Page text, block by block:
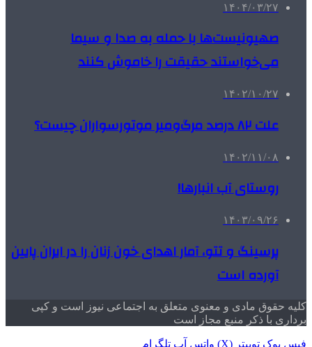
۱۴۰۴/۰۳/۲۷
صهیونیست‌ها با حمله به صدا و سیما
می‌خواستند حقیقت را خاموش کنند
۱۴۰۲/۱۰/۲۷
علت ۸۲ درصد مرگ‌ومیر موتورسواران چیست؟
۱۴۰۲/۱۱/۰۸
روستای آب انبارها!
۱۴۰۳/۰۹/۲۶
پرسینگ و تتو، آمار اهدای خون زنان را در ایران پایین
آورده است
کلیه حقوق مادی و معنوی متعلق به اجتماعی نیوز است و کپی
برداری با ذکر منبع مجاز است
فیس بوک توییتر (X) واتس آپ تلگرام